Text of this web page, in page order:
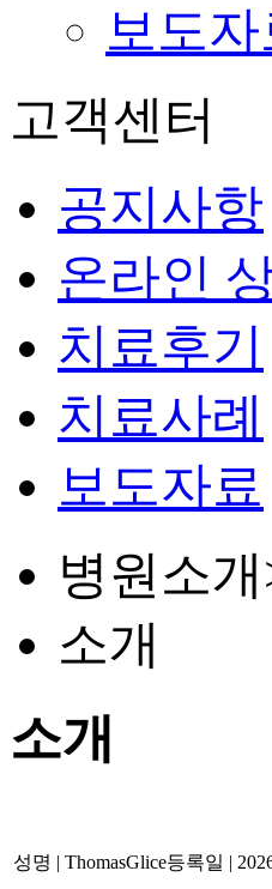
보도자
고객센터
공지사항
온라인
치료후기
치료사례
보도자료
병원소개
소개
소개
성명 | ThomasGlice등록일 |